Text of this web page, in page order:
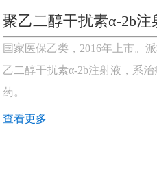
聚乙二醇干扰素α-2b注
国家医保乙类，2016年上市。
乙二醇干扰素α-2b注射液，系
药。
查看更多